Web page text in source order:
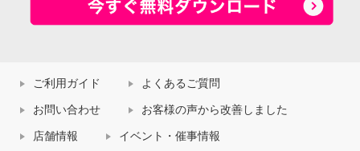
ご利用ガイド よくあるご質問
お問い合わせ お客様の声から改善しました
店舗情報 イベント・催事情報